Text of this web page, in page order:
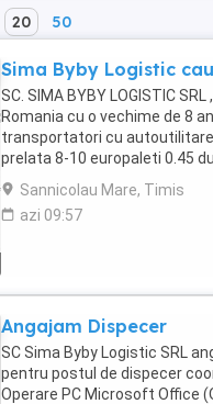
20 50
Sima Byby Logistic
SC. SIMA BYBY LOGISTIC
Romania cu o vechime de 8
transportatori cu autoutilitare
prelata 8-10 europaleti 0.45
km luna termene de plata ...
Sannicolau Mare, Timis
azi 09:57
Angajam Dispecer
SC Sima Byby Logistic SRL
pentru postul de dispecer
Operare PC Microsoft Office